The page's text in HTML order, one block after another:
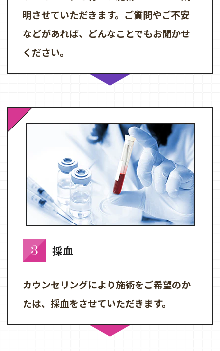
明させていただきます。ご質問やご不安
などがあれば、どんなことでもお聞かせ
ください。
3 採血
カウンセリングにより施術をご希望のか
たは、採血をさせていただきます。